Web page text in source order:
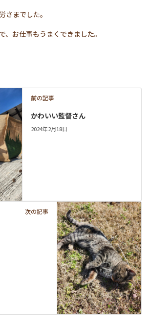
さまでした。
、お仕事もうまくできました。
前の記事
かわいい監督さん
2024年2月18日
次の記事